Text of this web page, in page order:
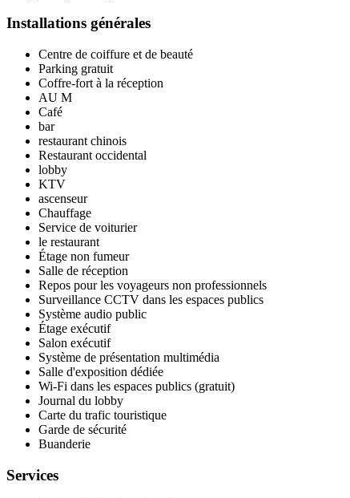
Installations générales
Centre de coiffure et de beauté
Parking gratuit
Coffre-fort à la réception
AU M
Café
bar
restaurant chinois
Restaurant occidental
lobby
KTV
ascenseur
Chauffage
Service de voiturier
le restaurant
Étage non fumeur
Salle de réception
Repos pour les voyageurs non professionnels
Surveillance CCTV dans les espaces publics
Système audio public
Étage exécutif
Salon exécutif
Système de présentation multimédia
Salle d'exposition dédiée
Wi-Fi dans les espaces publics (gratuit)
Journal du lobby
Carte du trafic touristique
Garde de sécurité
Buanderie
Services